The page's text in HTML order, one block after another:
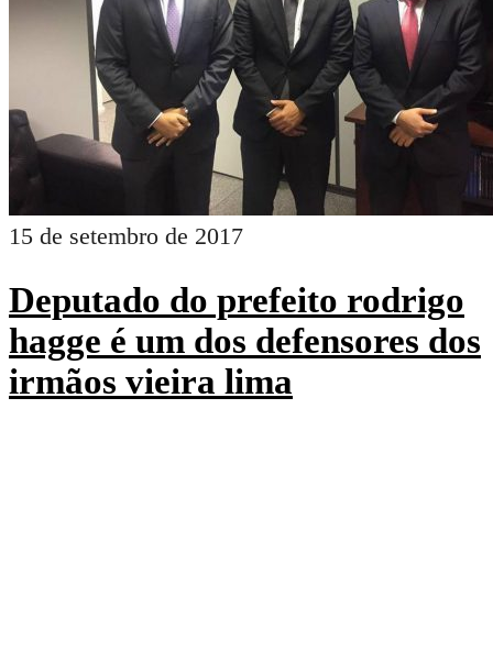
15 de setembro de 2017
Deputado do prefeito rodrigo
hagge é um dos defensores dos
irmãos vieira lima